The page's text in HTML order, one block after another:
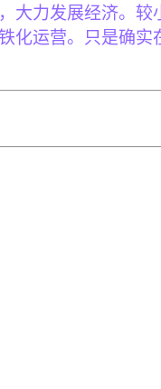
大力发展经济。较
化运营。只是确实